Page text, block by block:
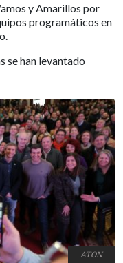
y Amarillos por
programáticos en
se han levantado
ATON